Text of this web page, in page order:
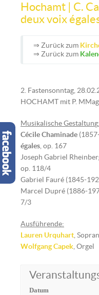
Hochamt | C.
deux voix
⇒ Zurück zum
⇒ Zurück zum
2. Fastensonntag,
HOCHAMT mit P.
Musikalische Gestaltung:
Cécile Chaminade
égales , op. 167
Joseph Gabriel
op. 118/4
Gabriel Fauré (1845-
Marcel Dupré (1886-
7/3
Ausführende:
Lauren Urquhart , Sopran
Wolfgang Capek , Orgel
Datum